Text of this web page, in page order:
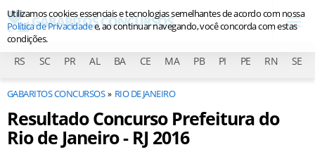
RS SC PR AL BA CE MA PB PI PE RN SE
GABARITOS CONCURSOS RIO DE JANEIRO
Resultado Concurso Prefeitura do
Rio de Janeiro - RJ 2016
Utilizamos cookies essenciais e tecnologias semelhantes de acordo com nossa
Política de Privacidadee, ao continuar navegando, você concorda com estas
condições.